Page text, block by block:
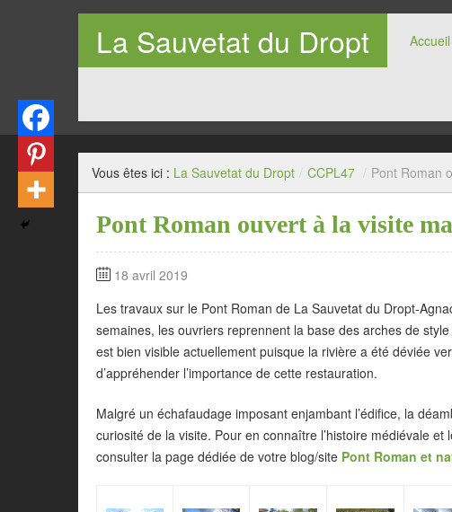
La Sauvetat du Dropt Accueil
Vous êtes ici : La Sauvetat du Dropt / CCPL47 / Pont Roman
Pont Roman ouvert à la visite
18 avril 2019
Les travaux sur le Pont Roman de La Sauvetat du Dropt-
semaines, les ouvriers reprennent la base des arches de
est bien visible actuellement puisque la rivière a été déviée
d’appréhender l’importance de cette restauration.
Malgré un échafaudage imposant enjambant l’édifice, la
curiosité de la visite. Pour en connaître l’histoire médiévale
consulter la page dédiée de votre blog/site Pont Roman et